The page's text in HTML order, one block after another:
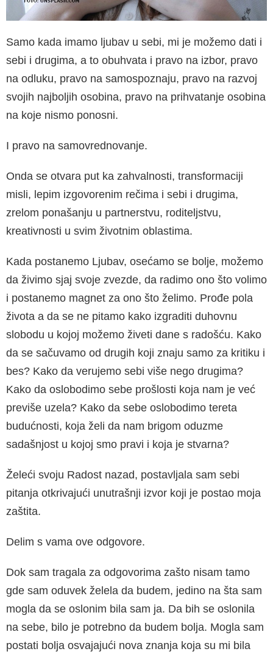
Samo kada imamo ljubav u sebi, mi je možemo dati i
sebi i drugima, a to obuhvata i pravo na iz­bor, pravo
na odluku, pravo na samospoznaju, pravo na razvoj
svojih najboljih osobina, pravo na prihvatanje osobina
na koje nismo ponosni.
I pravo na samovrednovanje.
Onda se otvara put ka zahvalnosti, transfor­maciji
misli, lepim izgovorenim rečima i sebi i drugima,
zrelom ponašanju u partnerstvu, rodi­teljstvu,
kreativnosti u svim životnim oblastima.
Kada postanemo Ljubav, osećamo se bolje, mo­žemo
da živimo sjaj svoje zvezde, da radimo ono što volimo
i postanemo magnet za ono što že­limo. Prođe pola
života a da se ne pitamo kako izgraditi duhovnu
slobodu u kojoj možemo živeti dane s radošću. Kako
da se sačuvamo od drugih koji znaju samo za kritiku i
bes? Kako da veruje­mo sebi više nego drugima?
Kako da oslobodi­mo sebe prošlosti koja nam je već
previše uzela? Kako da sebe oslobodimo tereta
budućnosti, koja želi da nam brigom oduzme
sadašnjost u kojoj smo pravi i koja je stvarna?
Želeći svoju Radost nazad, postavljala sam sebi
pitanja otkrivajući unutrašnji izvor koji je postao moja
zaštita.
Delim s vama ove odgovore.
Dok sam tragala za odgovorima zašto nisam tamo
gde sam oduvek želela da budem, jedino na šta sam
mogla da se oslonim bila sam ja. Da bih se oslonila
na sebe, bilo je potrebno da bu­dem bolja. Mogla sam
postati bolja osvajajući nova znanja koja su mi bila